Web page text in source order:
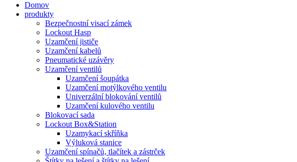
Domov
produkty
Bezpečnostní visací zámek
Lockout Hasp
Uzamčení jističe
Uzamčení kabelů
Pneumatické uzávěry
Uzamčení ventilů
Uzamčení šoupátka
Uzamčení motýlkového ventilu
Univerzální blokování ventilů
Uzamčení kulového ventilu
Blokovací sada
Lockout Box&Station
Uzamykací skříňka
Výluková stanice
Uzamčení spínačů, tlačítek a zástrček